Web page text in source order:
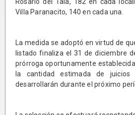
Villa Paranacito, 140 en cada una.
La medida se adoptó en virtud de
listado finaliza el 31 de diciembre
prórroga oportunamente
la cantidad estimada de
desarrollarán durante el próximo